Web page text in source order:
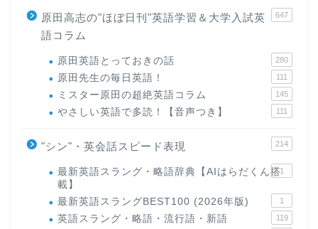
原田高志の"ほぼ日刊"英語学習＆大学入試英
語コラム
647
原田英語とっておきの話 280
原田先生の毎日英語！ 111
ミスター原田の超絶英語コラム 145
やさしい英語で多読！【音声つき】 111
"シン"・英会話スピード表現 214
最新英語スラング・略語辞典【AIはらだくん搭
載】
1
最新英語スラングBEST100 (2026年版) 1
英語スラング・略語・流行語・新語 119